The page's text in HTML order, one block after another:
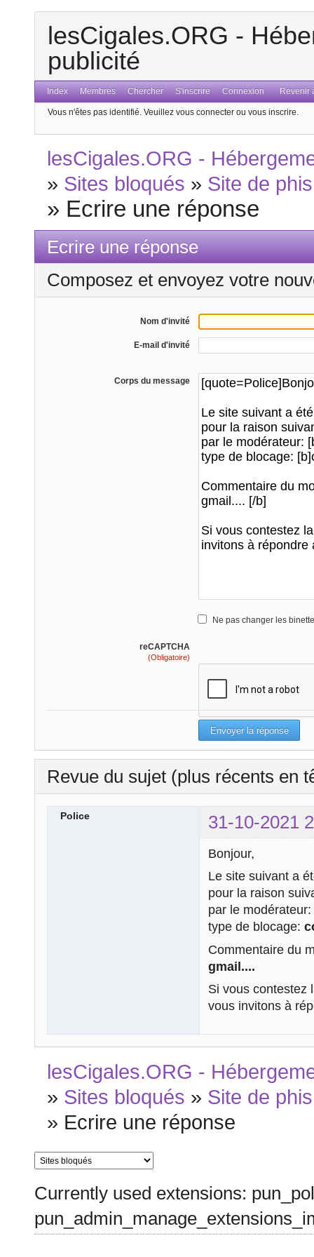
lesCigales.ORG -
publicité
Index Membres Chercher S'inscrire Connexion Revenir
Vous n'êtes pas identifié. Veuillez vous connecter ou vous inscrire.
lesCigales.ORG -
» Sites bloqués » Site de
» Ecrire une réponse
Ecrire une réponse
Composez et envoyez votre
Nom d'invité
E-mail d'invité
Corps du message
Ne pas changer les
reCAPTCHA
(Obligatoire)
Revue du sujet (plus récents en
Police 31-10-2021
Bonjour,
Le site suivant a
pour la raison
par le modérateur:
type de blocage:
Commentaire du
gmail....
Si vous contestez
vous invitons à
lesCigales.ORG -
» Sites bloqués » Site de
» Ecrire une réponse
Currently used extensions: